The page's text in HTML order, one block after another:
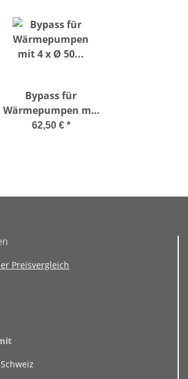
Bypass für
Wärmepumpen mit
4 x Ø 50
62,50 € *